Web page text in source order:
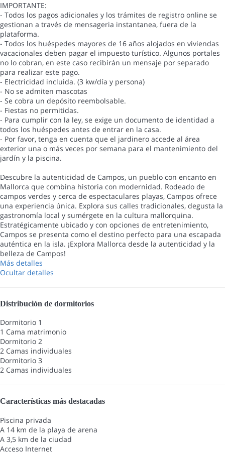
IMPORTANTE:
- Todos los pagos adicionales y los trámites de registro online se
gestionan a través de mensageria instantanea, fuera de la
plataforma.
- Todos los huéspedes mayores de 16 años alojados en viviendas
vacacionales deben pagar el impuesto turístico. Algunos portales
no lo cobran, en este caso recibirán un mensaje por separado
para realizar este pago.
- Electricidad incluida. (3 kw/día y persona)
- No se admiten mascotas
- Se cobra un depósito reembolsable.
- Fiestas no permitidas.
- Para cumplir con la ley, se exige un documento de identidad a
todos los huéspedes antes de entrar en la casa.
- Por favor, tenga en cuenta que el jardinero accede al área
exterior una o más veces por semana para el mantenimiento del
jardín y la piscina.
Descubre la autenticidad de Campos, un pueblo con encanto en
Mallorca que combina historia con modernidad. Rodeado de
campos verdes y cerca de espectaculares playas, Campos ofrece
una experiencia única. Explora sus calles tradicionales, degusta la
gastronomía local y sumérgete en la cultura mallorquina.
Estratégicamente ubicado y con opciones de entretenimiento,
Campos se presenta como el destino perfecto para una escapada
auténtica en la isla. ¡Explora Mallorca desde la autenticidad y la
belleza de Campos!
Más detalles
Ocultar detalles
Distribución de dormitorios
Dormitorio 1
1 Cama matrimonio
Dormitorio 2
2 Camas individuales
Dormitorio 3
2 Camas individuales
Características más destacadas
Piscina privada
A 14 km de la playa de arena
A 3,5 km de la ciudad
Acceso Internet